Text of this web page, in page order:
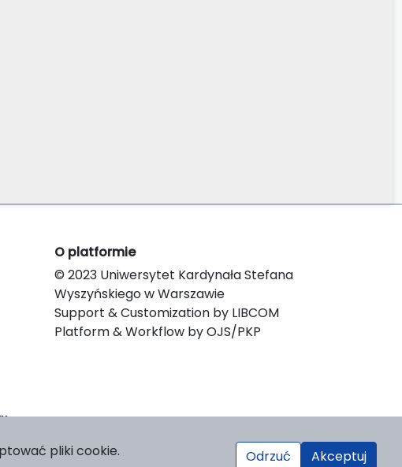
O platformie
© 2023 Uniwersytet Kardynała Stefana
Wyszyńskiego w Warszawie
Support & Customization by LIBCOM
Platform & Workflow by OJS/PKP
pliki cookie. Odrzuć Akceptuj